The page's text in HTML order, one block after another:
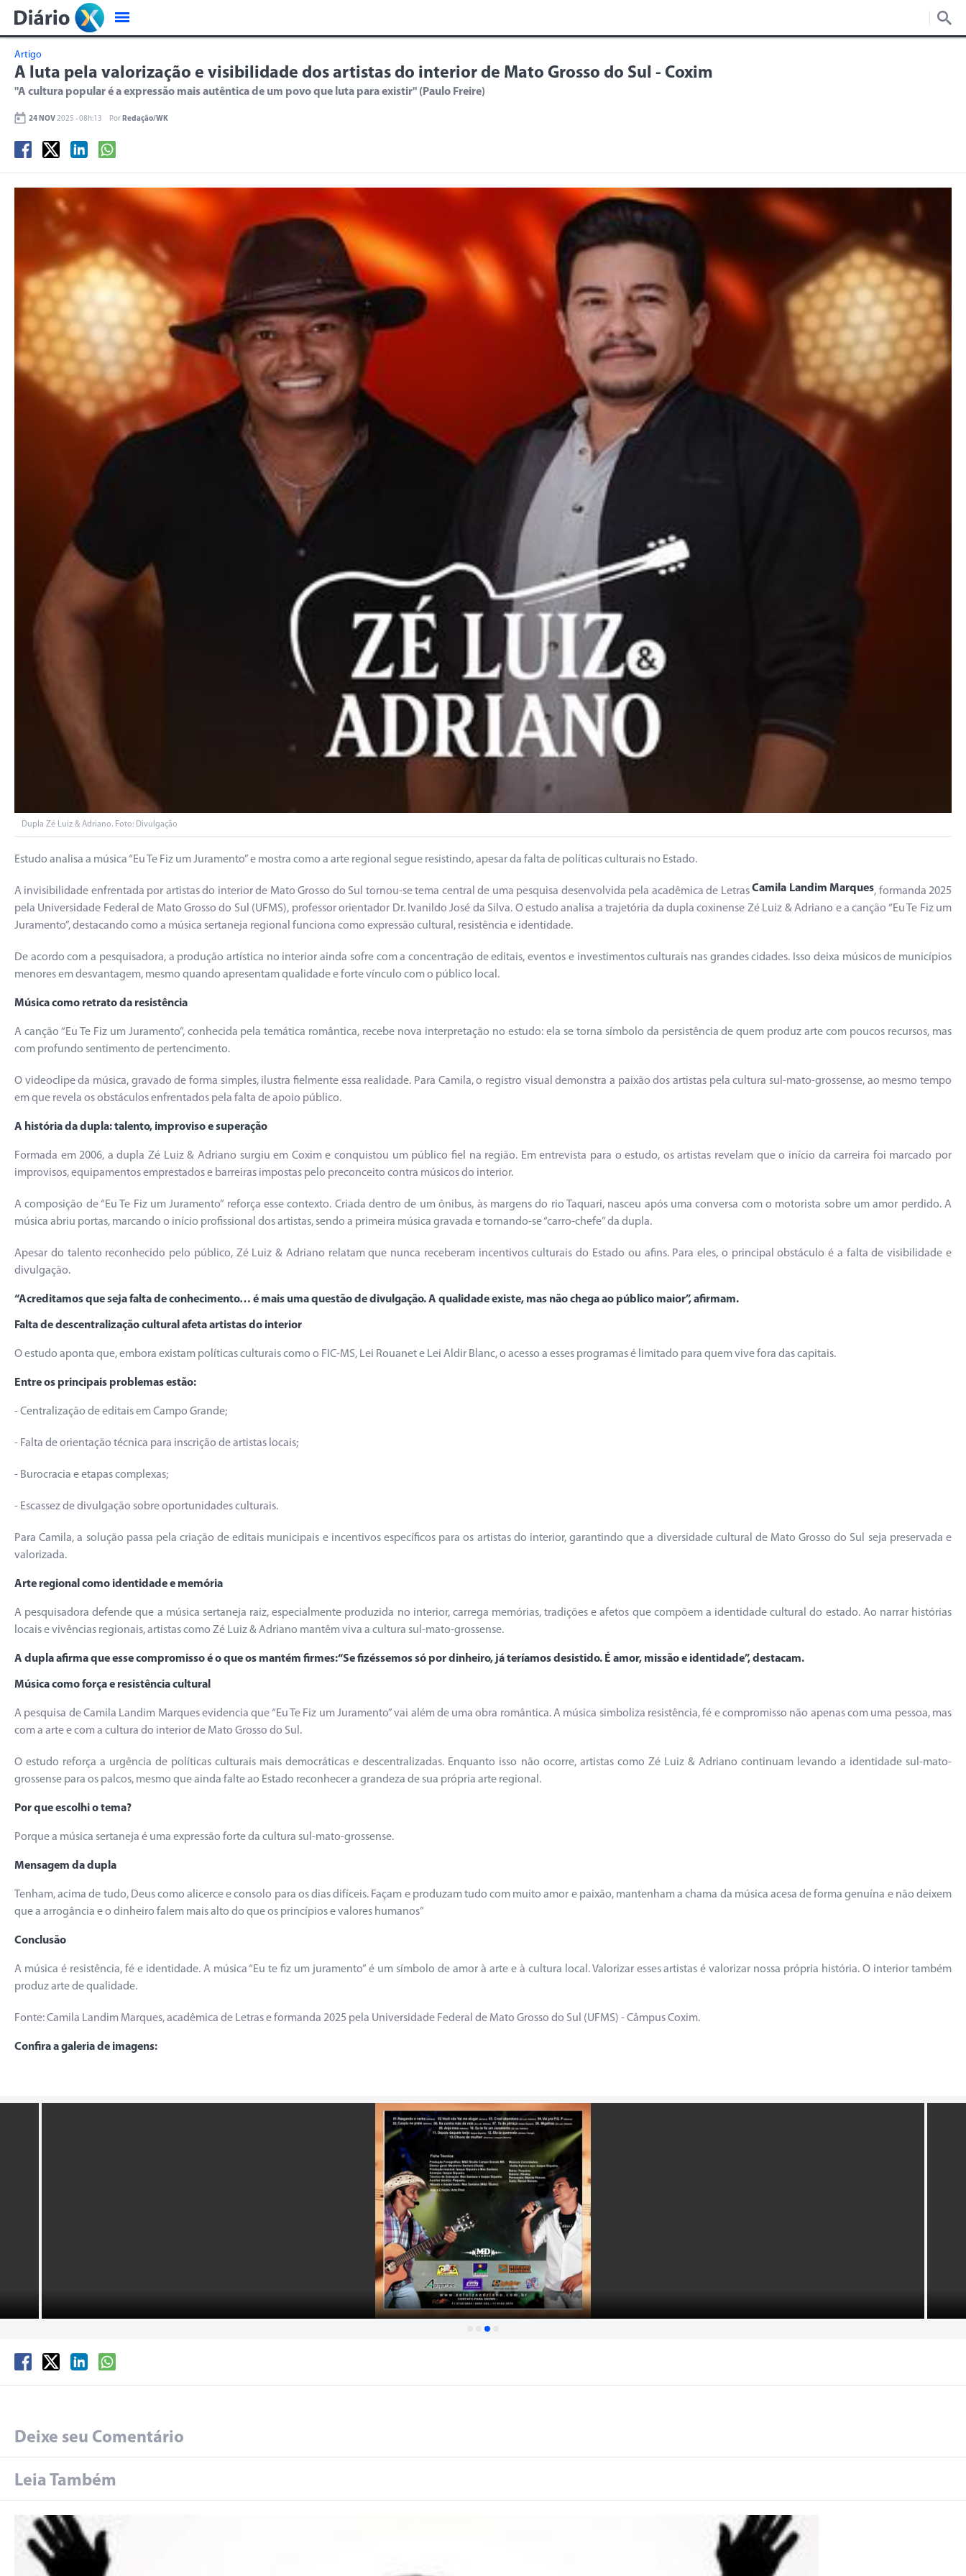
Artigo
A luta pela valorização e visibilidade dos artistas do interior de Mato Grosso do Sul - Coxim
"A cultura popular é a expressão mais autêntica de um povo que luta para existir" (Paulo Freire)
24 NOV2025 - 08h:13 Por Redação/WK
Dupla Zé Luiz & Adriano. Foto: Divulgação
Estudo analisa a música “Eu Te Fiz um Juramento” e mostra como a arte regional segue resistindo, apesar da falta de políticas culturais no Estado.
A invisibilidade enfrentada por artistas do interior de Mato Grosso do Sul tornou-se tema central de uma pesquisa desenvolvida pela acadêmica de LetrasCamila Landim Marques, formanda 2025
pela Universidade Federal de Mato Grosso do Sul (UFMS), professor orientador Dr. Ivanildo José da Silva. O estudo analisa a trajetória da dupla coxinense Zé Luiz & Adriano e a canção “Eu Te Fiz um
Juramento”, destacando como a música sertaneja regional funciona como expressão cultural, resistência e identidade.
De acordo com a pesquisadora, a produção artística no interior ainda sofre com a concentração de editais, eventos e investimentos culturais nas grandes cidades. Isso deixa músicos de municípios
menores em desvantagem, mesmo quando apresentam qualidade e forte vínculo com o público local.
Música como retrato da resistência
A canção “Eu Te Fiz um Juramento”, conhecida pela temática romântica, recebe nova interpretação no estudo: ela se torna símbolo da persistência de quem produz arte com poucos recursos, mas
com profundo sentimento de pertencimento.
O videoclipe da música, gravado de forma simples, ilustra fielmente essa realidade. Para Camila, o registro visual demonstra a paixão dos artistas pela cultura sul-mato-grossense, ao mesmo tempo
em que revela os obstáculos enfrentados pela falta de apoio público.
A história da dupla: talento, improviso e superação
Formada em 2006, a dupla Zé Luiz & Adriano surgiu em Coxim e conquistou um público fiel na região. Em entrevista para o estudo, os artistas revelam que o início da carreira foi marcado por
improvisos, equipamentos emprestados e barreiras impostas pelo preconceito contra músicos do interior.
A composição de “Eu Te Fiz um Juramento” reforça esse contexto. Criada dentro de um ônibus, às margens do rio Taquari, nasceu após uma conversa com o motorista sobre um amor perdido. A
música abriu portas, marcando o início profissional dos artistas, sendo a primeira música gravada e tornando-se “carro-chefe” da dupla.
Apesar do talento reconhecido pelo público, Zé Luiz & Adriano relatam que nunca receberam incentivos culturais do Estado ou afins. Para eles, o principal obstáculo é a falta de visibilidade e
divulgação.
“Acreditamos que seja falta de conhecimento… é mais uma questão de divulgação. A qualidade existe, mas não chega ao público maior”, afirmam.
Falta de descentralização cultural afeta artistas do interior
O estudo aponta que, embora existam políticas culturais como o FIC-MS, Lei Rouanet e Lei Aldir Blanc, o acesso a esses programas é limitado para quem vive fora das capitais.
Entre os principais problemas estão:
- Centralização de editais em Campo Grande;
- Falta de orientação técnica para inscrição de artistas locais;
- Burocracia e etapas complexas;
- Escassez de divulgação sobre oportunidades culturais.
Para Camila, a solução passa pela criação de editais municipais e incentivos específicos para os artistas do interior, garantindo que a diversidade cultural de Mato Grosso do Sul seja preservada e
valorizada.
Arte regional como identidade e memória
A pesquisadora defende que a música sertaneja raiz, especialmente produzida no interior, carrega memórias, tradições e afetos que compõem a identidade cultural do estado. Ao narrar histórias
locais e vivências regionais, artistas como Zé Luiz & Adriano mantêm viva a cultura sul-mato-grossense.
A dupla afirma que esse compromisso é o que os mantém firmes:“Se fizéssemos só por dinheiro, já teríamos desistido. É amor, missão e identidade”, destacam.
Música como força e resistência cultural
A pesquisa de Camila Landim Marques evidencia que “Eu Te Fiz um Juramento” vai além de uma obra romântica. A música simboliza resistência, fé e compromisso não apenas com uma pessoa, mas
com a arte e com a cultura do interior de Mato Grosso do Sul.
O estudo reforça a urgência de políticas culturais mais democráticas e descentralizadas. Enquanto isso não ocorre, artistas como Zé Luiz & Adriano continuam levando a identidade sul-mato-
grossense para os palcos, mesmo que ainda falte ao Estado reconhecer a grandeza de sua própria arte regional.
Por que escolhi o tema?
Porque a música sertaneja é uma expressão forte da cultura sul-mato-grossense.
Mensagem da dupla
Tenham, acima de tudo, Deus como alicerce e consolo para os dias difíceis. Façam e produzam tudo com muito amor e paixão, mantenham a chama da música acesa de forma genuína e não deixem
que a arrogância e o dinheiro falem mais alto do que os princípios e valores humanos”
Conclusão
A música é resistência, fé e identidade. A música “Eu te fiz um juramento” é um símbolo de amor à arte e à cultura local. Valorizar esses artistas é valorizar nossa própria história. O interior também
produz arte de qualidade.
Fonte: Camila Landim Marques, acadêmica de Letras e formanda 2025 pela Universidade Federal de Mato Grosso do Sul (UFMS) - Câmpus Coxim.
Confira a galeria de imagens:
Deixe seu Comentário
Leia Também